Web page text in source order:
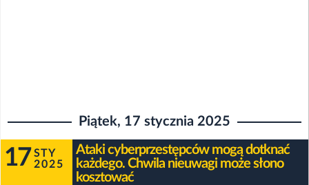
Piątek, 17 stycznia 2025
17 STY
2025
Ataki cyberprzestępców mogą dotknać
każdego. Chwila nieuwagi może słono
kosztować